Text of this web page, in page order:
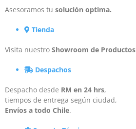
Asesoramos tu solución optima.
Tienda
Visita nuestro Showroom de Productos
Despachos
Despacho desde RM en 24 hrs,
tiempos de entrega según ciudad,
Envíos a todo Chile.